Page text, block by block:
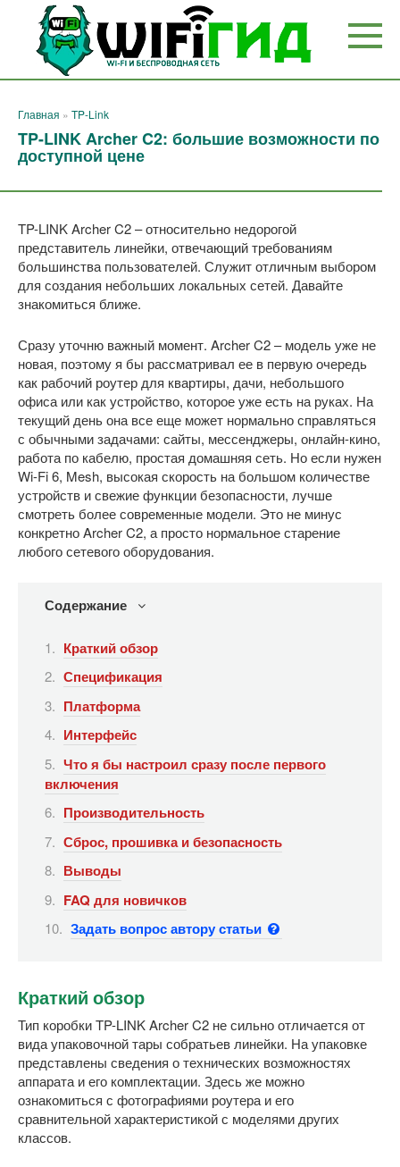
Перейти
контенту
Главная » TP-Link
TP-LINK Archer C2: большие возможности по
доступной цене
TP-LINK Archer C2 – относительно недорогой
представитель линейки, отвечающий требованиям
большинства пользователей. Служит отличным выбором
для создания небольших локальных сетей. Давайте
знакомиться ближе.
Сразу уточню важный момент. Archer C2 – модель уже не
новая, поэтому я бы рассматривал ее в первую очередь
как рабочий роутер для квартиры, дачи, небольшого
офиса или как устройство, которое уже есть на руках. На
текущий день она все еще может нормально справляться
с обычными задачами: сайты, мессенджеры, онлайн-кино,
работа по кабелю, простая домашняя сеть. Но если нужен
Wi-Fi 6, Mesh, высокая скорость на большом количестве
устройств и свежие функции безопасности, лучше
смотреть более современные модели. Это не минус
конкретно Archer C2, а просто нормальное старение
любого сетевого оборудования.
Содержание
Краткий обзор
Спецификация
Платформа
Интерфейс
Что я бы настроил сразу после первого
включения
Производительность
Сброс, прошивка и безопасность
Выводы
FAQ для новичков
Задать вопрос автору статьи
Краткий обзор
Тип коробки TP-LINK Archer C2 не сильно отличается от
вида упаковочной тары собратьев линейки. На упаковке
представлены сведения о технических возможностях
аппарата и его комплектации. Здесь же можно
ознакомиться с фотографиями роутера и его
сравнительной характеристикой с моделями других
классов.